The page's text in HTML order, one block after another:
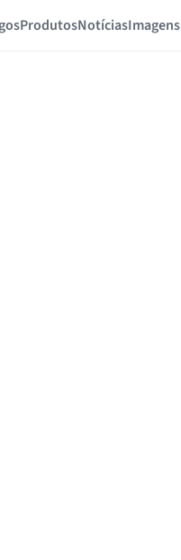
ProdutosNotíciasImagens